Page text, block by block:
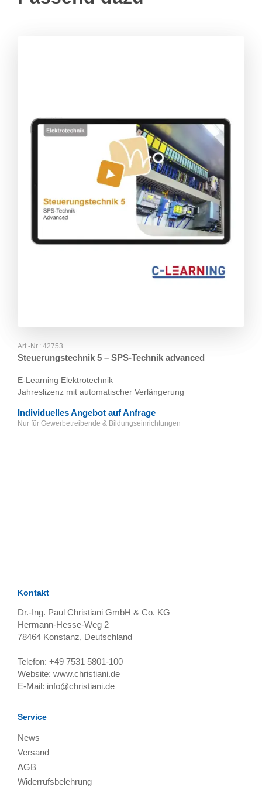
Art.-Nr.: 42753
Steuerungstechnik 5 – SPS-Technik advanced
E-Learning Elektrotechnik
Jahreslizenz mit automatischer Verlängerung
Individuelles Angebot auf Anfrage
Nur für Gewerbetreibende & Bildungseinrichtungen
Kontakt
Dr.-Ing. Paul Christiani GmbH & Co. KG
Hermann-Hesse-Weg 2
78464 Konstanz, Deutschland
Telefon: +49 7531 5801-100
Website: www.christiani.de
E-Mail: info@christiani.de
Service
News
Versand
AGB
Widerrufsbelehrung